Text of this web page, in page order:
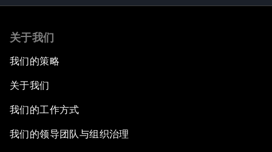
关于我们
我们的策略
关于我们
我们的工作方式
我们的领导团队与组织治理